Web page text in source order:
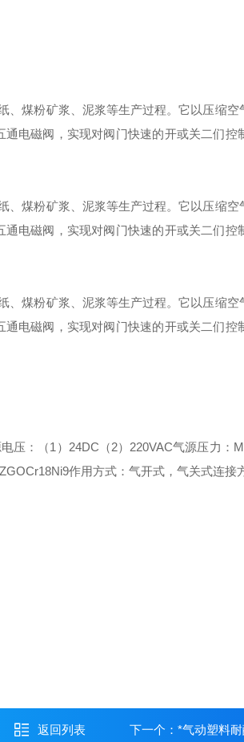
煤粉矿浆、泥浆等生产过程。它以压缩空
电磁阀，实现对阀门快速的开或关二们控
煤粉矿浆、泥浆等生产过程。它以压缩空
电磁阀，实现对阀门快速的开或关二们控
煤粉矿浆、泥浆等生产过程。它以压缩空
电磁阀，实现对阀门快速的开或关二们控
压：（1 ） 24DC （2） 220VAC气源压力：
ZGOCr18Ni9作用方式：气开式，气关式连接
返回列表 下一个： *气动塑料